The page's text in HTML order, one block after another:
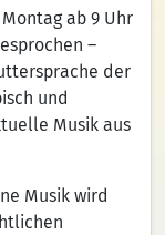
ab 9 Uhr
–
der
und
Musik aus
Musik wird